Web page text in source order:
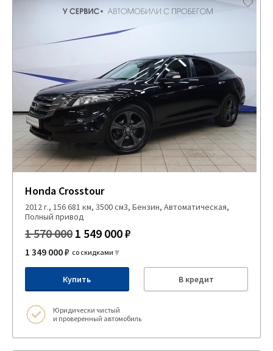
Honda Crosstour
2012 г., 156 681 км, 3500 см3, Бензин, Автоматическая,
Полный привод
1 570 000 1 549 000 ₽
1 349 000 ₽ со скидками
Купить В кредит
Юридически чистый
и проверенный автомобиль